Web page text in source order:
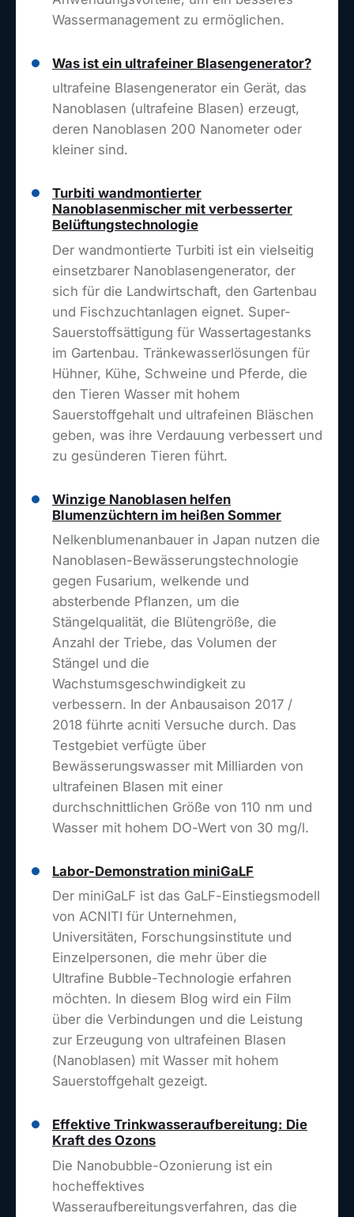
Wassermanagement zu ermöglichen.
Was ist ein ultrafeiner Blasengenerator?
ultrafeine Blasengenerator ein Gerät, das
Nanoblasen (ultrafeine Blasen) erzeugt,
deren Nanoblasen 200 Nanometer oder
kleiner sind.
Turbiti wandmontierter
Nanoblasenmischer mit verbesserter
Belüftungstechnologie
Der wandmontierte Turbiti ist ein vielseitig
einsetzbarer Nanoblasengenerator, der
sich für die Landwirtschaft, den Gartenbau
und Fischzuchtanlagen eignet. Super-
Sauerstoffsättigung für Wassertagestanks
im Gartenbau. Tränkewasserlösungen für
Hühner, Kühe, Schweine und Pferde, die
den Tieren Wasser mit hohem
Sauerstoffgehalt und ultrafeinen Bläschen
geben, was ihre Verdauung verbessert und
zu gesünderen Tieren führt.
Winzige Nanoblasen helfen
Blumenzüchtern im heißen Sommer
Nelkenblumenanbauer in Japan nutzen die
Nanoblasen-Bewässerungstechnologie
gegen Fusarium, welkende und
absterbende Pflanzen, um die
Stängelqualität, die Blütengröße, die
Anzahl der Triebe, das Volumen der
Stängel und die
Wachstumsgeschwindigkeit zu
verbessern. In der Anbausaison 2017 /
2018 führte acniti Versuche durch. Das
Testgebiet verfügte über
Bewässerungswasser mit Milliarden von
ultrafeinen Blasen mit einer
durchschnittlichen Größe von 110 nm und
Wasser mit hohem DO-Wert von 30 mg/l.
Labor-Demonstration miniGaLF
Der miniGaLF ist das GaLF-Einstiegsmodell
von ACNITI für Unternehmen,
Universitäten, Forschungsinstitute und
Einzelpersonen, die mehr über die
Ultrafine Bubble-Technologie erfahren
möchten. In diesem Blog wird ein Film
über die Verbindungen und die Leistung
zur Erzeugung von ultrafeinen Blasen
(Nanoblasen) mit Wasser mit hohem
Sauerstoffgehalt gezeigt.
Effektive Trinkwasseraufbereitung: Die
Kraft des Ozons
Die Nanobubble-Ozonierung ist ein
hocheffektives
Wasseraufbereitungsverfahren, das die